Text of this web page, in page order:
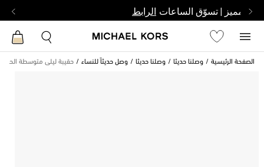
مميز | تسوّق الساعات الرابط
الصفحة الرئيسية وصلنا حديثا وصلنا حديثا وصل حديثاً للنساء حقيبة ليلى متوسطة الحجم